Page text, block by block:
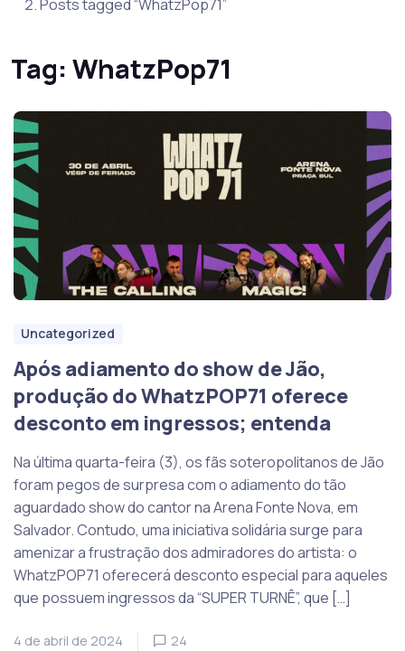
Posts tagged “WhatzPop71”
Tag: WhatzPop71
Uncategorized
Após adiamento do show de Jão,
produção do WhatzPOP71 oferece
desconto em ingressos; entenda
Na última quarta-feira (3), os fãs soteropolitanos de Jão
foram pegos de surpresa com o adiamento do tão
aguardado show do cantor na Arena Fonte Nova, em
Salvador. Contudo, uma iniciativa solidária surge para
amenizar a frustração dos admiradores do artista: o
WhatzPOP71 oferecerá desconto especial para aqueles
que possuem ingressos da “SUPER TURNÊ”, que […]
4 de abril de 2024 24